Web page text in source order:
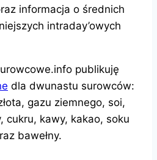
informacja o średnich
intraday’owych
publikuję
dla dwunastu surowców:
gazu ziemnego, soi,
cukru, kawy, kakao, soku
bawełny.